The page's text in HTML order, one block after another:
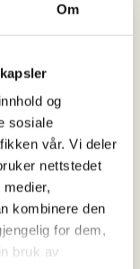
Om
og
sosiale
vår. Vi deler
nettstedet
kombinere den
for dem,
bruk av
plasser
og vil